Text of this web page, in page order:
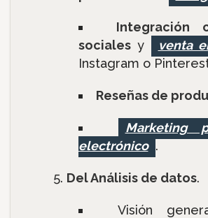
Integración
socialesy venta
Instagram o
Reseñas de
Marketing
electrónico .
Del Análisis de datos.
Visión